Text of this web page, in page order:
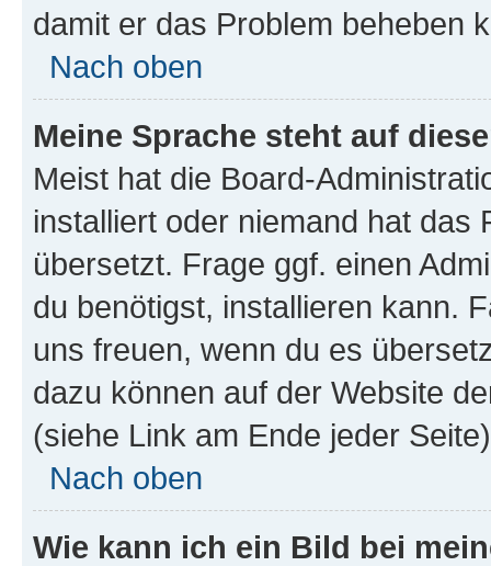
damit er das Problem beheben
Nach oben
Meine Sprache steht auf
Meist hat die Board-
installiert oder niemand hat das
übersetzt. Frage ggf. einen
du benötigst, installieren kann.
uns freuen, wenn du es
dazu können auf der Website
(siehe Link am Ende jeder
Nach oben
Wie kann ich ein Bild bei